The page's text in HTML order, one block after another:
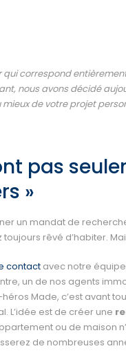
correspond
nous avons décidé
de votre projet
pas
»
un mandat de
rêvé d’habiter.
contact avec notre
un de nos agents
Made, c’est avant
L’idée est de créer une
ou de maison
de nombreuses